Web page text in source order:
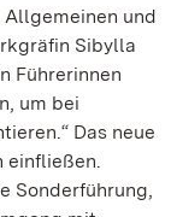
und
Sibylla
Führerinnen
um bei
Das neue
einfließen.
Sonderführung,